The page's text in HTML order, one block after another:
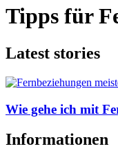
Tipps für
Latest stories
Wie gehe ich mit
Informationen